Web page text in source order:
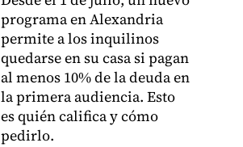
programa en Alexandria
permite a los inquilinos
quedarse en su casa si pagan
al menos 10% de la deuda en
la primera audiencia. Esto
es quién califica y cómo
pedirlo.